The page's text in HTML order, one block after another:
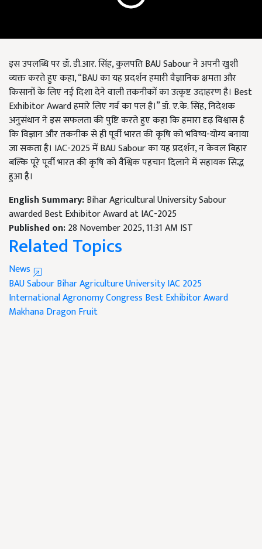
इस उपलब्धि पर डॉ. डी.आर. सिंह, कुलपति BAU Sabour ने अपनी खुशी
व्यक्त करते हुए कहा, “BAU का यह प्रदर्शन हमारी वैज्ञानिक क्षमता और
किसानों के लिए नई दिशा देने वाली तकनीकों का उत्कृष्ट उदाहरण है। Best
Exhibitor Award हमारे लिए गर्व का पल है।” डॉ. ए.के. सिंह, निदेशक
अनुसंधान ने इस सफलता की पुष्टि करते हुए कहा कि हमारा दृढ़ विश्वास है
कि विज्ञान और तकनीक से ही पूर्वी भारत की कृषि को भविष्य-योग्य बनाया
जा सकता है। IAC-2025 में BAU Sabour का यह प्रदर्शन, न केवल बिहार
बल्कि पूरे पूर्वी भारत की कृषि को वैश्विक पहचान दिलाने में सहायक सिद्ध
हुआ है।
English Summary:Bihar Agricultural University Sabour
awarded Best Exhibitor Award at IAC-2025
Published on:28 November 2025, 11:31 AM IST
Related Topics
News
BAU SabourBihar Agriculture UniversityIAC 2025
International Agronomy Congress Best Exhibitor Award
MakhanaDragon Fruit